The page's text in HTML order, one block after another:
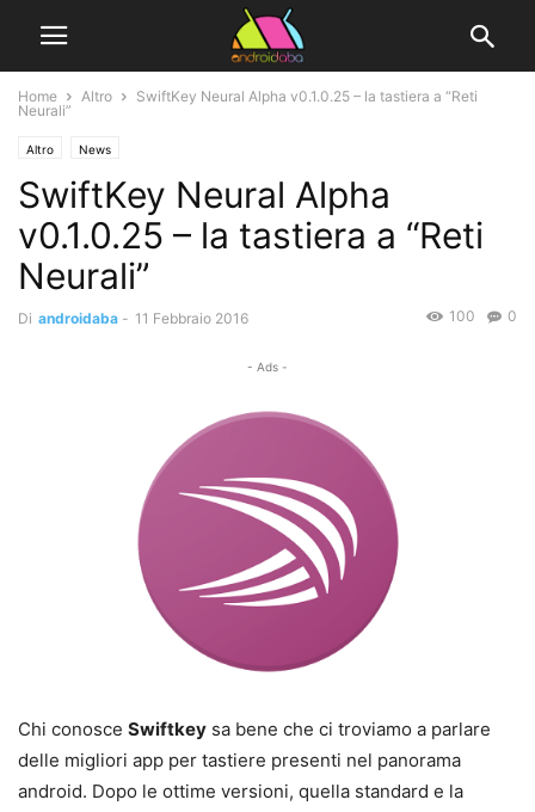
Home Altro
SwiftKey Neural Alpha v0.1.0.25 – la tastiera a “Reti
Neurali”
Altro News
SwiftKey Neural Alpha
v0.1.0.25 – la tastiera a “Reti
Neurali”
Di androidaba - 11 Febbraio 2016 0
100
- Ads -
Chi conosce Swiftkey sa bene che ci troviamo a parlare
delle migliori app per tastiere presenti nel panorama
android. Dopo le ottime versioni, quella standard e la